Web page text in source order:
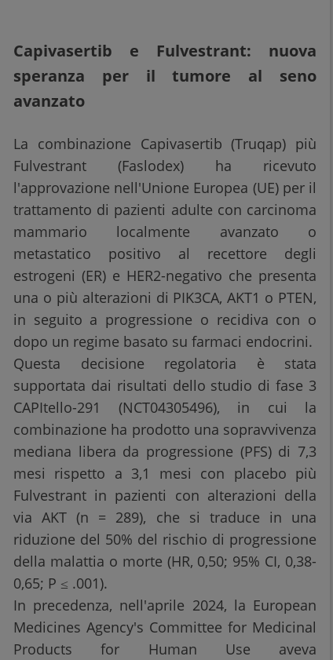
Capivasertib e Fulvestrant: nuova
speranza per il tumore al seno
avanzato
La combinazione Capivasertib (Truqap) più
Fulvestrant (Faslodex) ha ricevuto
l'approvazione nell'Unione Europea (UE) per il
trattamento di pazienti adulte con carcinoma
mammario localmente avanzato o
metastatico positivo al recettore degli
estrogeni (ER) e HER2-negativo che presenta
una o più alterazioni di PIK3CA, AKT1 o PTEN,
in seguito a progressione o recidiva con o
dopo un regime basato su farmaci endocrini.
Questa decisione regolatoria è stata
supportata dai risultati dello studio di fase 3
CAPItello-291 (NCT04305496), in cui la
combinazione ha prodotto una sopravvivenza
mediana libera da progressione (PFS) di 7,3
mesi rispetto a 3,1 mesi con placebo più
Fulvestrant in pazienti con alterazioni della
via AKT (n = 289), che si traduce in una
riduzione del 50% del rischio di progressione
della malattia o morte (HR, 0,50; 95% CI, 0,38-
0,65; P ≤ .001).
In precedenza, nell'aprile 2024, la European
Medicines Agency's Committee for Medicinal
Products for Human Use aveva